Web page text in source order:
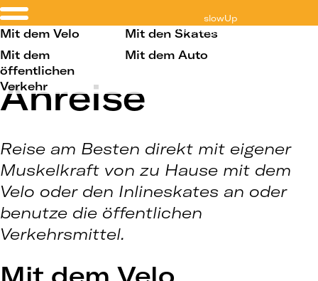
slowUp
Werdenberg-Liechtenstein
Mit dem Velo
Mit den Skates
Mit dem
öffentlichen
Verkehr
Mit dem Auto
Anreise
Reise am Besten direkt mit eigener
Muskelkraft von zu Hause mit dem
Velo oder den Inlineskates an oder
benutze die öffentlichen
Verkehrsmittel.